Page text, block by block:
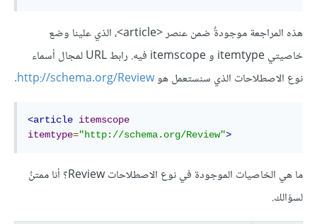
هذه المراجعة موجودةٌ ضمن عنصر <article>، الذي علينا وضع
خاصيتي itemtype و itemscope فيه. رابط URL لمجال أسماء
نوع الاصطلاحات الذي سنستعمل هوhttp://schema.org/Review.
<article itemscope
itemtype="http://schema.org/Review">
ما هي الخاصيات الموجودة في نوع الاصطلاحات Review؟ أنا ممتنٌ
لسؤالك.